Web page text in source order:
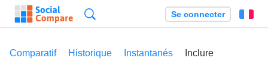
Se connecter
Comparatif Historique Instantanés Inclure